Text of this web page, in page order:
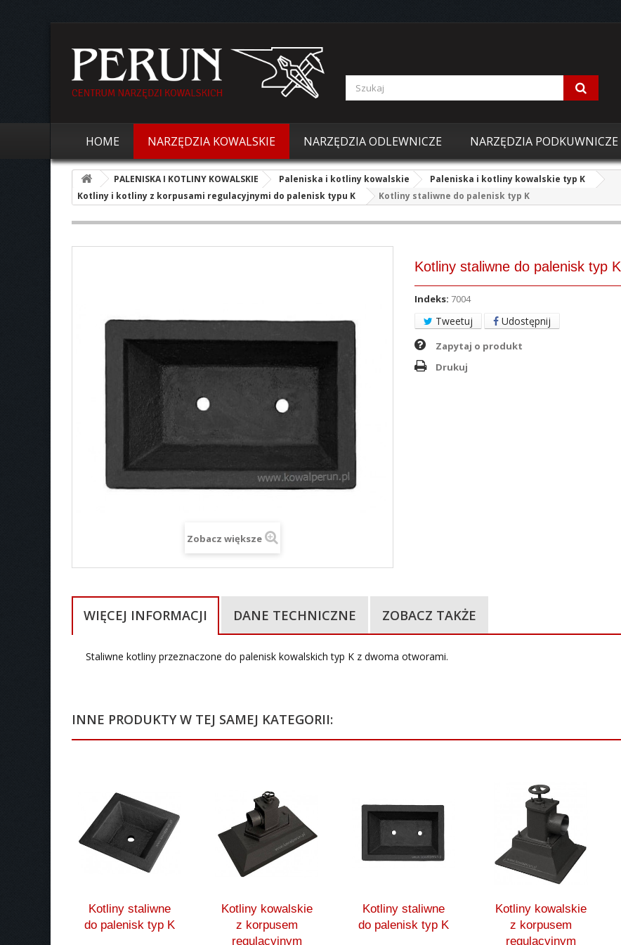
HOME NARZĘDZIA KOWALSKIE NARZĘDZIA ODLEWNICZE NARZĘDZIA PODKUWNICZE
PALENISKA I KOTLINY KOWALSKIE Paleniska i kotliny kowalskie
Paleniska i kotliny kowalskie typ K
Kotliny i kotliny z korpusami regulacyjnymi do palenisk typu K
Kotliny staliwne do palenisk typ K
Zobacz większe
Kotliny staliwne do palenisk typ K
Indeks: 7004
Tweetuj Udostępnij
Zapytaj o produkt
Drukuj
WIĘCEJ INFORMACJI DANE TECHNICZNE ZOBACZ TAKŻE
Staliwne kotliny przeznaczone do palenisk kowalskich typ K z dwoma otworami.
INNE PRODUKTY W TEJ SAMEJ KATEGORII:
Kotliny staliwne
do palenisk typ K
Kotliny kowalskie
z korpusem
regulacyjnym
Kotliny staliwne
do palenisk typ K
Kotliny kowalskie
z korpusem
regulacyjnym